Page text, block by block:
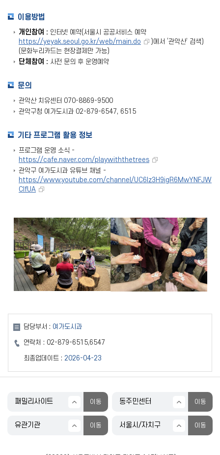
이용방법
개인참여 : 인터넷 예약(서울시 공공서비스 예약
https://yeyak.seoul.go.kr/web/main.do
)에서 ‘관악산’ 검색)
(문화누리카드는 현장결제만 가능)
단체참여 : 사전 문의 후 운영예약
문의
관악산 치유센터 070-8869-9500
관악구청 여가도시과 02-879-6547, 6515
기타 프로그램 활용 정보
프로그램 운영 소식 -
https://cafe.naver.com/playwiththetrees
관악구 여가도시과 유튜브 채널 -
https://www.youtube.com/channel/UC6lz3H9igR6MwYNFJW
CIfUA
담당부서 : 여가도시과
연락처 : 02-879-6515,6547
최종업데이트 : 2026-04-23